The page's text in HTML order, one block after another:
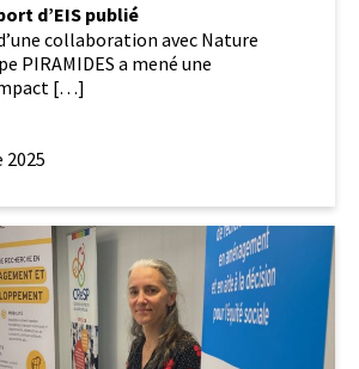
d’EIS publié
collaboration avec Nature
PIRAMIDES a mené une
[…]
2025